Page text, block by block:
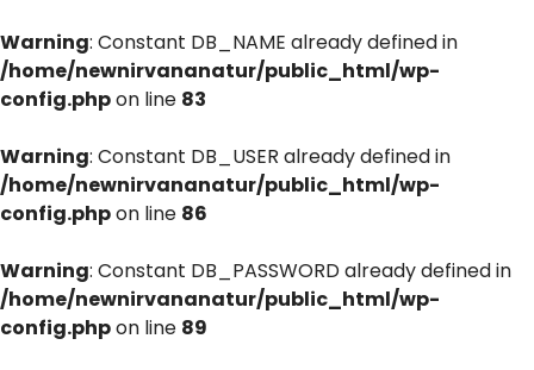
Warning: Constant DB_NAME already defined in
/home/newnirvananatur/public_html/wp-
config.phpon line 83
Warning: Constant DB_USER already defined in
/home/newnirvananatur/public_html/wp-
config.phpon line 86
Warning: Constant DB_PASSWORD already defined in
/home/newnirvananatur/public_html/wp-
config.phpon line 89